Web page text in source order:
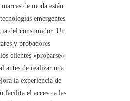
de moda están
emergentes
del consumidor. Un
y probadores
clientes «probarse»
antes de realizar una
la experiencia de
facilita el acceso a las